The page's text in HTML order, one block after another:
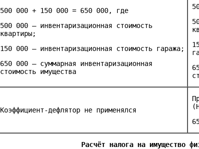
500 000 + 150 000 = 650 000, где
500 000 – инвентаризационная стоимость
квартиры;
150 000 – инвентаризационная стоимость гаража;
650 000 – суммарная инвентаризационная
стоимость имущества
Коэффициент-дефлятор не применялся
Расчёт налогана имущество